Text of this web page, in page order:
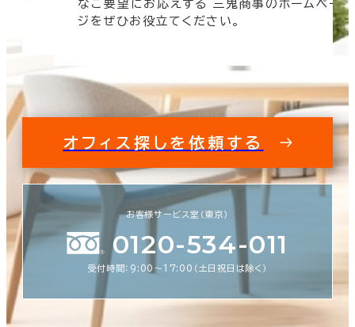
なご要望にお応えする 三鬼商事のホームペー
ジをぜひお役立てください。
オフィス探しを依頼する
お客様サービス室（東京）
0120-534-011
受付時間：9:00〜17:00（土日祝日は除く）